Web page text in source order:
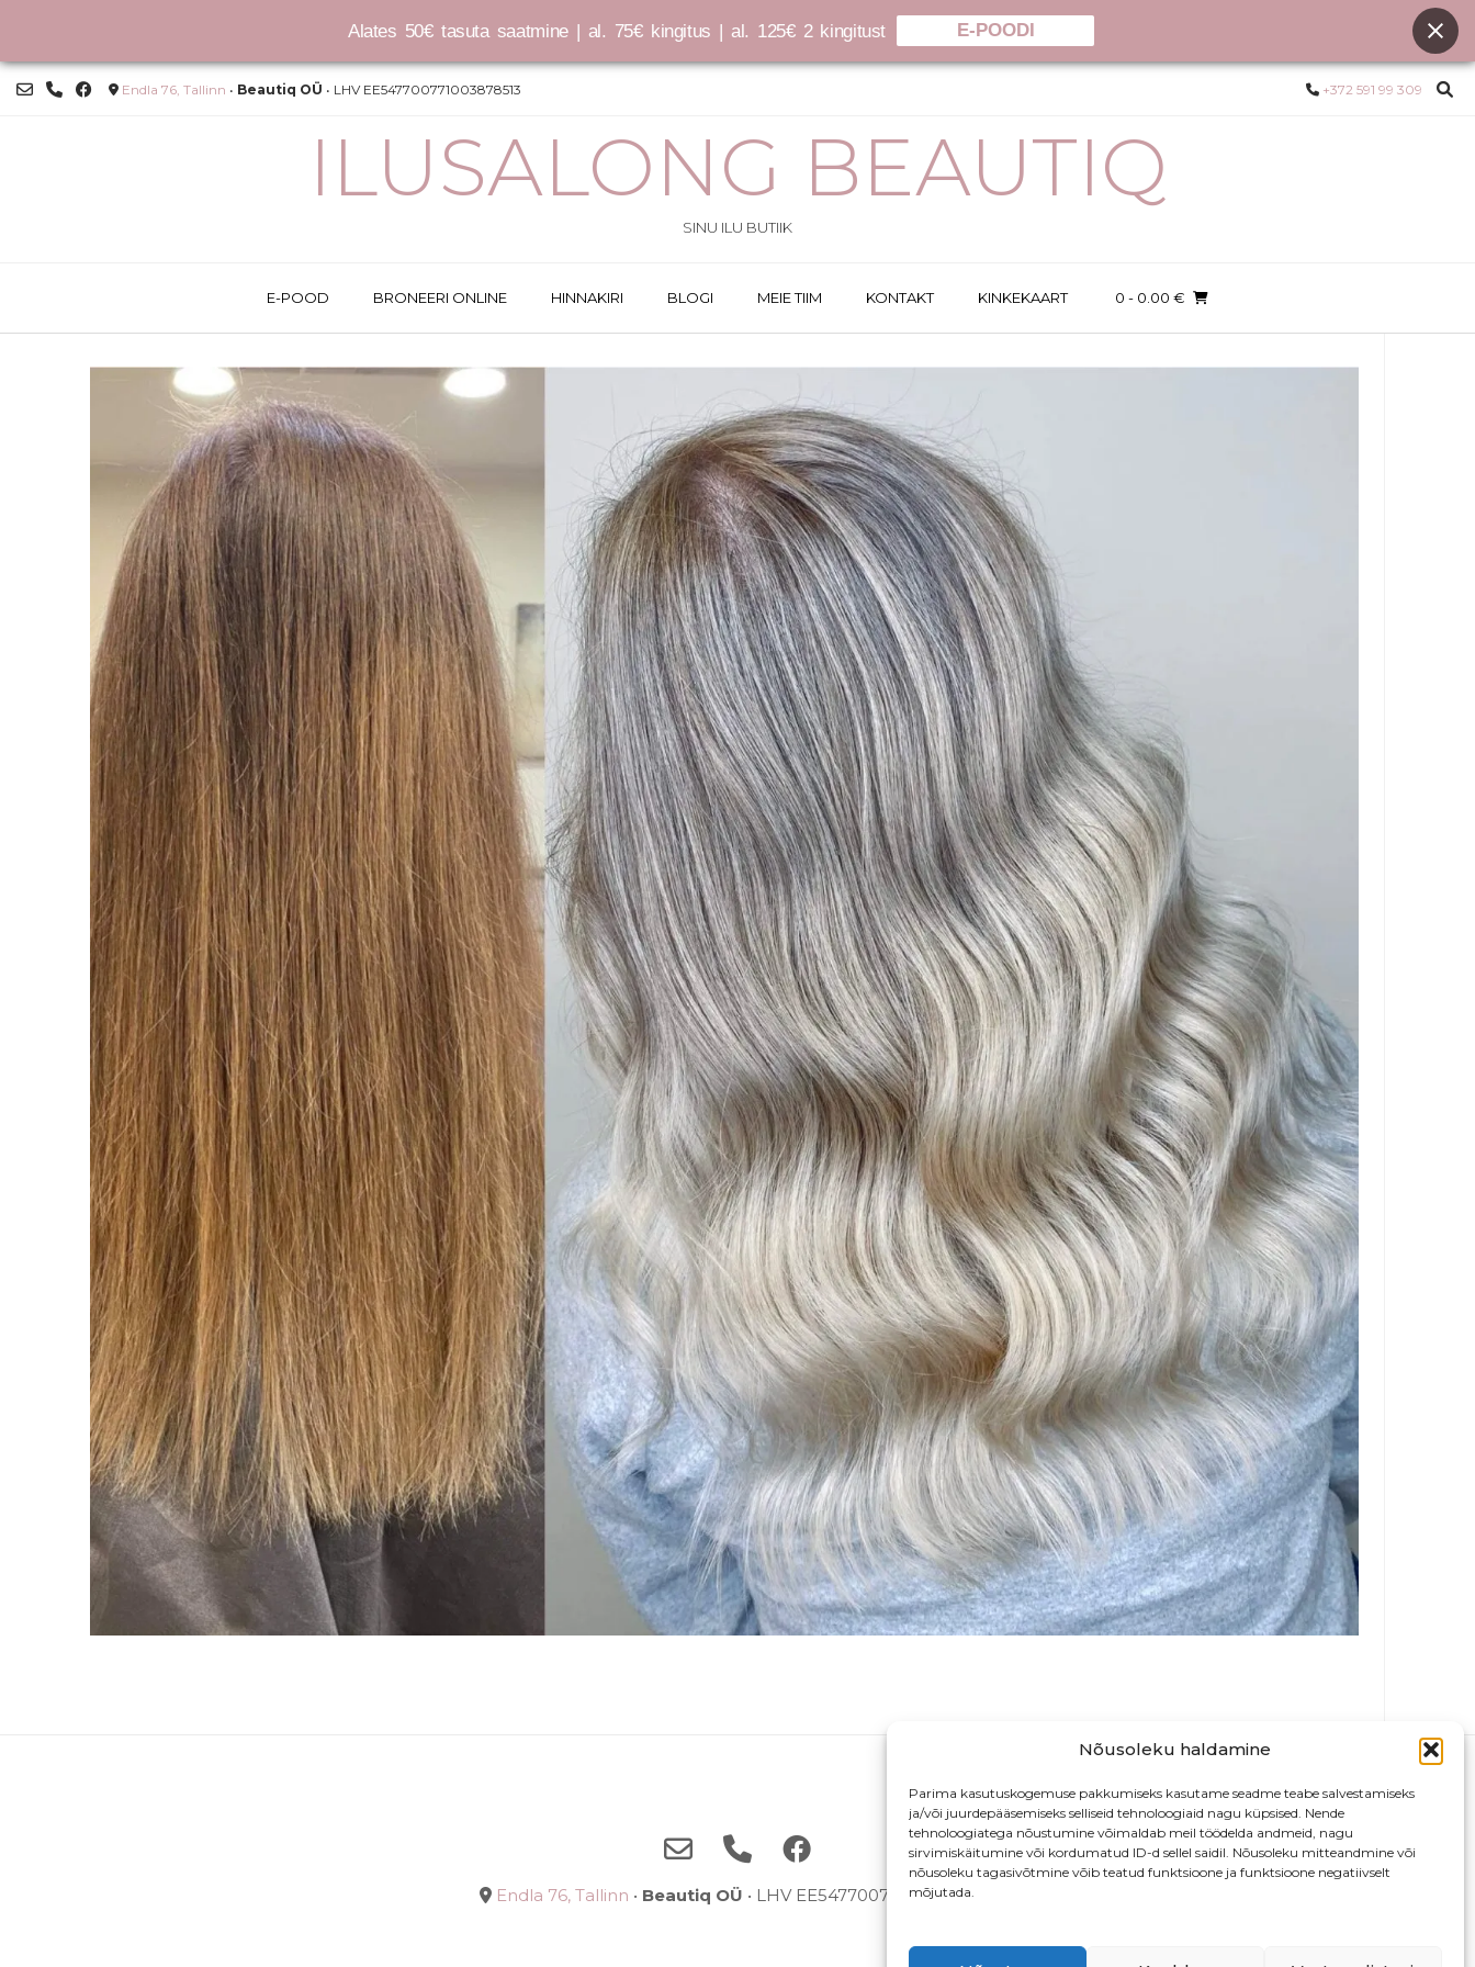
Nõusoleku haldamine
Parima kasutuskogemuse pakkumiseks kasutame seadme teabe salvestamiseks
ja/või juurdepääsemiseks selliseid tehnoloogiaid nagu küpsised. Nende
tehnoloogiatega nõustumine võimaldab meil töödelda andmeid, nagu
sirvimiskäitumine või kordumatud ID-d sellel saidil. Nõusoleku mitteandmine või
nõusoleku tagasivõtmine võib teatud funktsioone ja funktsioone negatiivselt
mõjutada.
Skip
Endla 76, Tallinn • Beautiq OÜ • LHV EE547700771003878513 +372 591 99 309
ILUSALONG BEAUTIQ
SINU ILU BUTIIK
E-POOD BRONEERI ONLINE HINNAKIRI BLOGI MEIE TIIM KONTAKT KINKEKAART 0 - 0.00 €
Endla 76, Tallinn • Beautiq OÜ • LHV EE547700771003878513
Alates 50€ tasuta saatmine | al. 75€ kingitus | al. 125€ 2 kingitust E-POODI